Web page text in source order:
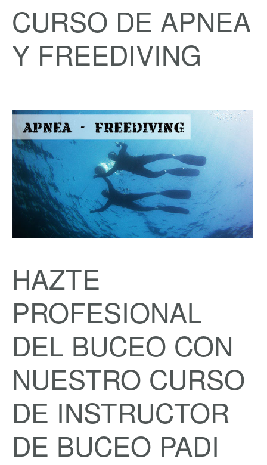
CURSO DE APNEA
Y FREEDIVING
HAZTE
PROFESIONAL
DEL BUCEO CON
NUESTRO CURSO
DE INSTRUCTOR
DE BUCEO PADI